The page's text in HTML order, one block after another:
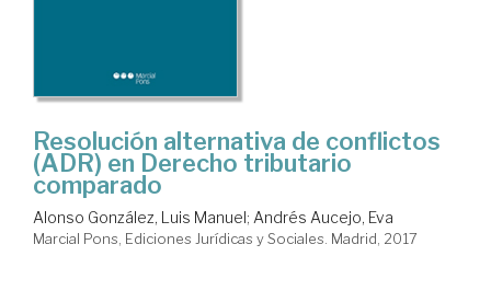
Resolución alternativa de conflictos
(ADR) en Derecho tributario
comparado
Alonso González, Luis Manuel; Andrés Aucejo, Eva
Marcial Pons, Ediciones Jurídicas y Sociales. Madrid, 2017